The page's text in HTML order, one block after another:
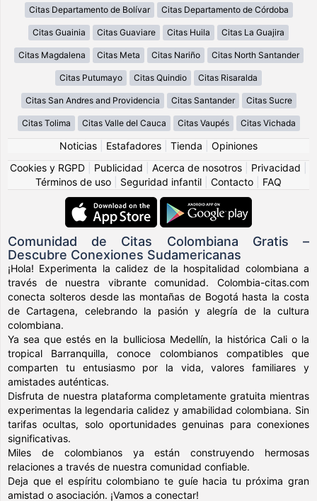
Citas Departamento de Bolívar Citas Departamento de Córdoba
Citas Guainia Citas Guaviare Citas Huila Citas La Guajira
Citas Magdalena Citas Meta Citas Nariño Citas North Santander
Citas Putumayo Citas Quindio Citas Risaralda
Citas San Andres and Providencia Citas Santander Citas Sucre
Citas Tolima Citas Valle del Cauca Citas Vaupés Citas Vichada
Noticias Estafadores Tienda
Opiniones
Cookies y RGPD
Publicidad Acerca de nosotros Privacidad
Términos de uso
Seguridad infantil Contacto FAQ
Comunidad de Citas Colombiana Gratis –
Descubre Conexiones Sudamericanas
¡Hola! Experimenta la calidez de la hospitalidad colombiana a
través de nuestra vibrante comunidad. Colombia-citas.com
conecta solteros desde las montañas de Bogotá hasta la costa
de Cartagena, celebrando la pasión y alegría de la cultura
colombiana.
Ya sea que estés en la bulliciosa Medellín, la histórica Cali o la
tropical Barranquilla, conoce colombianos compatibles que
comparten tu entusiasmo por la vida, valores familiares y
amistades auténticas.
Disfruta de nuestra plataforma completamente gratuita mientras
experimentas la legendaria calidez y amabilidad colombiana. Sin
tarifas ocultas, solo oportunidades genuinas para conexiones
significativas.
Miles de colombianos ya están construyendo hermosas
relaciones a través de nuestra comunidad confiable.
Deja que el espíritu colombiano te guíe hacia tu próxima gran
amistad o asociación. ¡Vamos a conectar!